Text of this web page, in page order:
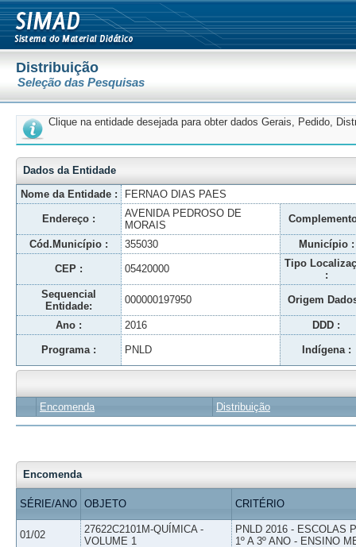
Distribuição
Seleção das Pesquisas
Clique na entidade desejada para obter dados Gerais, Pedido,
Dados da Entidade
Nome da Entidade :
FERNAO DIAS PAES
Endereço :
AVENIDA PEDROSO DE
MORAIS
Cód.Município : 355030 Município :
CEP : 05420000
Tipo
:
Sequencial
Entidade:
000000197950 Origem
Ano : 2016 DDD :
Programa : PNLD Indígena :
Encomenda Distribuição
Encomenda
SÉRIE/ANO OBJETO CRITÉRIO
01/02
27622C2101M-QUÍMICA -
VOLUME 1
PNLD 2016 - ESCOLAS
1º A 3º ANO - ENSINO